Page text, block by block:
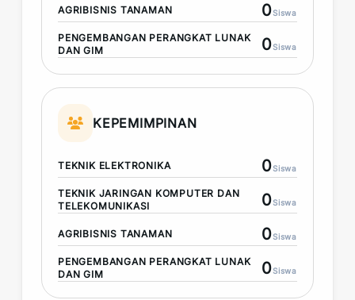
AGRIBISNIS TANAMAN 0Siswa
PENGEMBANGAN PERANGKAT LUNAK
DAN GIM
0Siswa
KEPEMIMPINAN
TEKNIK ELEKTRONIKA 0Siswa
TEKNIK JARINGAN KOMPUTER DAN
TELEKOMUNIKASI
0Siswa
AGRIBISNIS TANAMAN 0Siswa
PENGEMBANGAN PERANGKAT LUNAK
DAN GIM
0Siswa